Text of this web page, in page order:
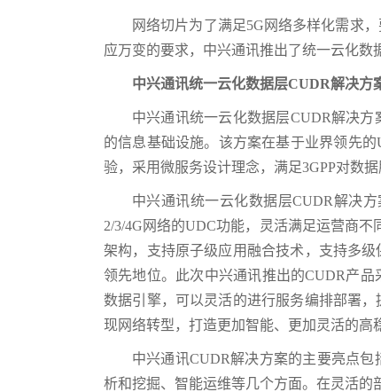
网络切片为了满足5G网络多样化需求
应万变的要求，中兴通讯推出了统一云化数
中兴通讯统一云化数据层CUDR解决方
中兴通讯统一云化数据层CUDR解决
的信息基础设施。该方案在基于业界领先
验，采用微服务设计理念，满足3GPP对数
中兴通讯统一云化数据层CUDR解决
2/3/4G网络的UDC功能，灵活满足运营商
架构，支持原子级应用融合技术，支持多
领先地位。此次中兴通讯推出的CUDR产
数据引擎，可以灵活的进行服务编排部署
现网络转型，打造更加智能、更加灵活的高
中兴通讯CUDR解决方案的主要亮点
析和挖掘、智能运维等几个方面。在灵活的